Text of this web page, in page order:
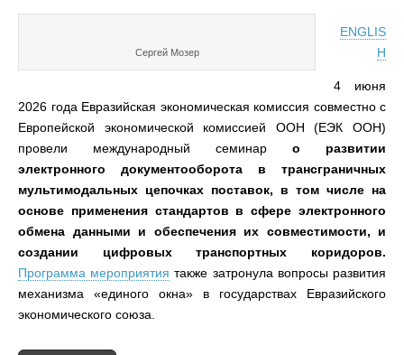
Сергей Мозер
ENGLIS
H
4 июня
2026 года Евразийская экономическая комиссия совместно с
Европейской экономической комиссией ООН (ЕЭК ООН)
провели международный семинар о развитии
электронного документооборота в трансграничных
мультимодальных цепочках поставок, в том числе на
основе применения стандартов в сфере электронного
обмена данными и обеспечения их совместимости, и
создании цифровых транспортных коридоров.
Программа мероприятия также затронула вопросы развития
механизма «единого окна» в государствах Евразийского
экономического союза.